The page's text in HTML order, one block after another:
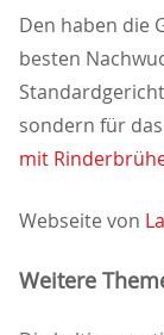
Den haben die
besten
sondern für
mit
Webseite von
Weitere